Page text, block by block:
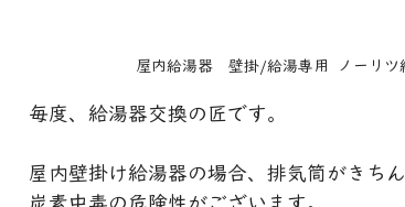
屋内給湯器　壁掛/給湯専用  ノーリ
毎度、給湯器交換の匠です。
屋内壁掛け給湯器の場合、排気筒がきち
炭素中毒の危険性がございます。